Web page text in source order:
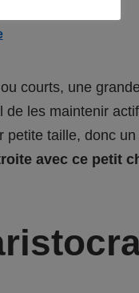
courts, une
les maintenir
taille, donc
avec ce petit